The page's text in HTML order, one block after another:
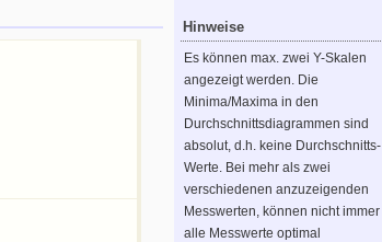
Hinweise
Es können max. zwei Y-Skalen
angezeigt werden. Die
Minima/Maxima in den
Durchschnittsdiagrammen sind
absolut, d.h. keine Durchschnitts-
Werte. Bei mehr als zwei
verschiedenen anzuzeigenden
Messwerten, können nicht immer
alle Messwerte optimal